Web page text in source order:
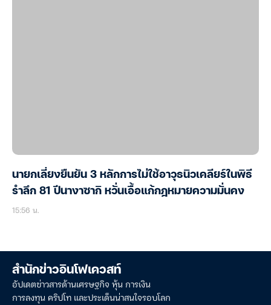
นายกเลี่ยงยืนยัน 3 หลักการไม่ใช้อาวุธนิวเคลียร์ในพิธี
รำลึก 81 ปีนางาซากิ หวั่นเอื้อแก้กฎหมายความมั่นคง
15:56 น.
สำนักข่าวอินโฟเควสท์
อัปเดตข่าวสารด้านเศรษฐกิจ หุ้น การเงิน
การลงทุน คริปโท และประเด็นน่าสนใจรอบโลก